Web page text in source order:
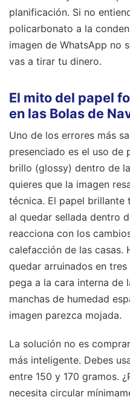
planificación. Si no
policarbonato a la
imagen de WhatsApp no
vas a tirar tu dinero.
El mito del papel
en las Bolas de
Uno de los errores más
presenciado es el uso
brillo (glossy) dentro de
quieres que la imagen
técnica. El papel brillante
al quedar sellada dentro
reacciona con los
calefacción de las casas.
quedar arruinados en
pega a la cara interna de
manchas de humedad
imagen parezca mojada.
La solución no es
más inteligente. Debes
entre 150 y 170 gramos.
necesita circular